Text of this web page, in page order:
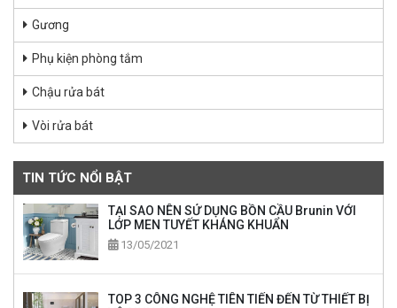
Gương
Phụ kiện phòng tắm
Chậu rửa bát
Vòi rửa bát
TIN TỨC NỔI BẬT
TẠI SAO NÊN SỬ DỤNG BỒN CẦU Brunin VỚI
LỚP MEN TUYẾT KHÁNG KHUẨN
13/05/2021
TOP 3 CÔNG NGHỆ TIÊN TIẾN ĐẾN TỪ THIẾT BỊ